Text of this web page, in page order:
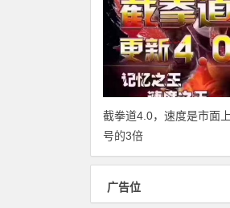
截拳道4.0，速度是市面
号的3倍
广告位